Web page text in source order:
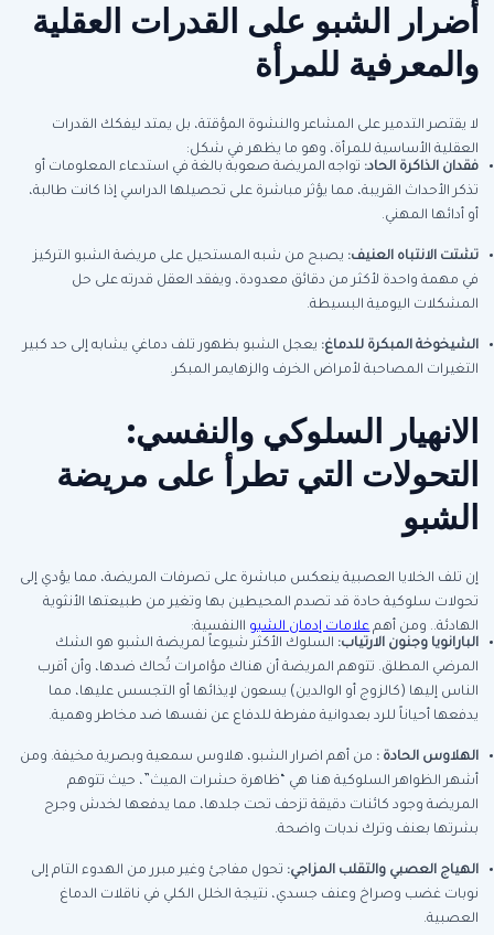
أضرار الشبو على القدرات العقلية
والمعرفية للمرأة
لا يقتصر التدمير على المشاعر والنشوة المؤقتة، بل يمتد ليفكك القدرات
العقلية الأساسية للمرأة، وهو ما يظهر في شكل:
فقدان الذاكرة الحاد: تواجه المريضة صعوبة بالغة في استدعاء المعلومات أو
تذكر الأحداث القريبة، مما يؤثر مباشرة على تحصيلها الدراسي إذا كانت طالبة،
أو أدائها المهني.
تشتت الانتباه العنيف: يصبح من شبه المستحيل على مريضة الشبو التركيز
في مهمة واحدة لأكثر من دقائق معدودة، ويفقد العقل قدرته على حل
المشكلات اليومية البسيطة.
الشيخوخة المبكرة للدماغ: يعجل الشبو بظهور تلف دماغي يشابه إلى حد كبير
التغيرات المصاحبة لأمراض الخرف والزهايمر المبكر.
الانهيار السلوكي والنفسي:
التحولات التي تطرأ على مريضة
الشبو
إن تلف الخلايا العصبية ينعكس مباشرة على تصرفات المريضة، مما يؤدي إلى
تحولات سلوكية حادة قد تصدم المحيطين بها وتغير من طبيعتها الأنثوية
الهادئة.. ومن أهم علامات إدمان الشبو االنفسية:
البارانويا وجنون الارتياب: السلوك الأكثر شيوعاً لمريضة الشبو هو الشك
المرضي المطلق. تتوهم المريضة أن هناك مؤامرات تُحاك ضدها، وأن أقرب
الناس إليها (كالزوج أو الوالدين) يسعون لإيذائها أو التجسس عليها، مما
يدفعها أحياناً للرد بعدوانية مفرطة للدفاع عن نفسها ضد مخاطر وهمية.
الهلاوس الحادة : من أهم اضرار الشبو، هلاوس سمعية وبصرية مخيفة. ومن
أشهر الظواهر السلوكية هنا هي “ظاهرة حشرات الميث”، حيث تتوهم
المريضة وجود كائنات دقيقة تزحف تحت جلدها، مما يدفعها لخدش وجرح
بشرتها بعنف وترك ندبات واضحة.
الهياج العصبي والتقلب المزاجي: تحول مفاجئ وغير مبرر من الهدوء التام إلى
نوبات غضب وصراخ وعنف جسدي، نتيجة الخلل الكلي في ناقلات الدماغ
العصبية.